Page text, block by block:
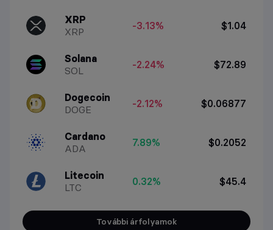
XRP
XRP
-3.13% $1.04
Solana
SOL
-2.24% $72.89
Dogecoin
DOGE
-2.12% $0.06877
Cardano
ADA
7.89% $0.2052
Litecoin
LTC
0.32% $45.4
További árfolyamok